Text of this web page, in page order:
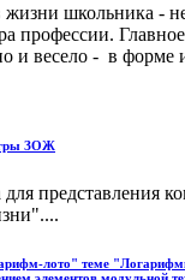
школьника -
профессии.
и весело - в форме
ЗОЖ
для представления
лото" теме
элементов модульной